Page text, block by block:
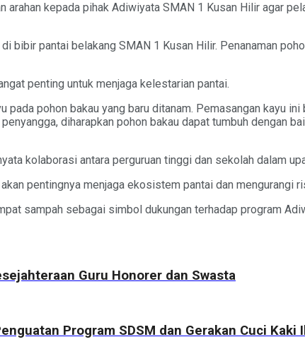
kepada pihak Adiwiyata SMAN 1 Kusan Hilir agar
bibir pantai belakang SMAN 1 Kusan Hilir. Penanaman
penting untuk menjaga kelestarian pantai.
pohon bakau yang baru ditanam. Pemasangan kayu
diharapkan pohon bakau dapat tumbuh dengan
kolaborasi antara perguruan tinggi dan sekolah dalam
pentingnya menjaga ekosistem pantai dan mengurangi
sampah sebagai simbol dukungan terhadap program
Guru Honorer dan Swasta
Program SDSM dan Gerakan Cuci Kaki